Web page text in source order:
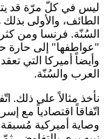
ليس في كلّ مرّة قد
الطائف، والأولى
السُنّة. فرنسا ومن
"عواطفها" إلى حارة
وأيضاً أميركا التي
العرب والسُنّة.
نأخذ مثالاً على ذلك.
اتّفاقاً اقتصادياً مع
وصاية أميركية مُسبقة